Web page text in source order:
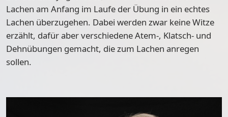
Lachen am Anfang im Laufe der Übung in ein echtes
Lachen überzugehen. Dabei werden zwar keine Witze
erzählt, dafür aber verschiedene Atem-, Klatsch- und
Dehnübungen gemacht, die zum Lachen anregen
sollen.